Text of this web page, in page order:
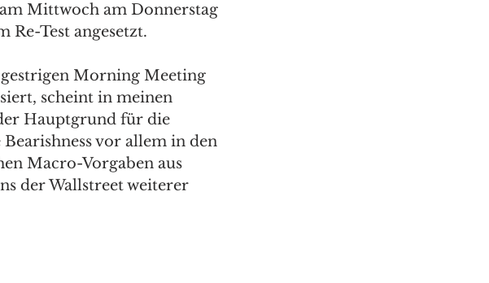
Mittwoch am Donnerstag
Re-Test angesetzt.
Morning Meeting
scheint in meinen
Hauptgrund für die
Bearishness vor allem in den
Macro-Vorgaben aus
der Wallstreet weiterer